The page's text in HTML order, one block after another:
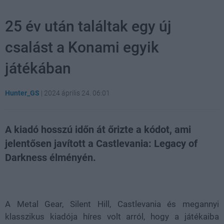
25 év után találtak egy új
csalást a Konami egyik
játékában
Hunter_GS | 2024 április 24. 06:01
A kiadó hosszú időn át őrizte a kódot, ami
jelentősen javított a Castlevania: Legacy of
Darkness élményén.
A Metal Gear, Silent Hill, Castlevania és megannyi
klasszikus kiadója híres volt arról, hogy a játékaiba